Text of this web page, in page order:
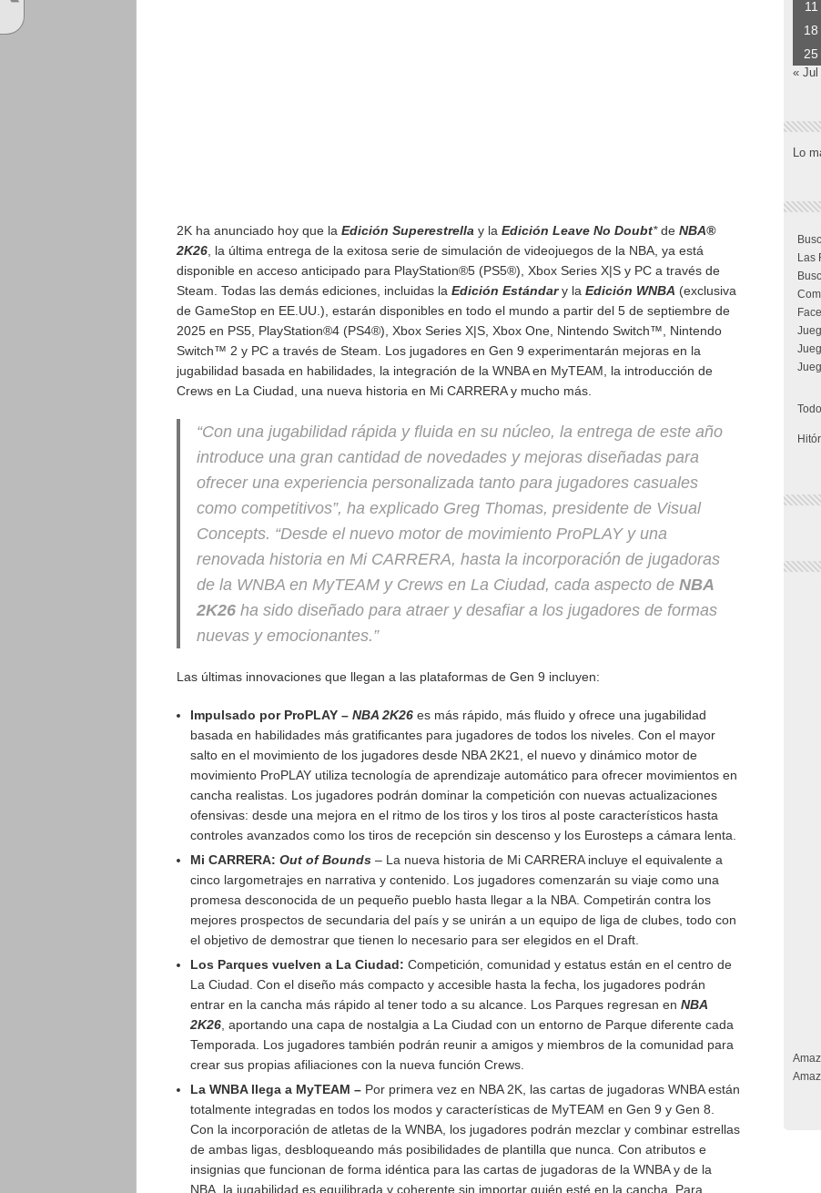
2K ha anunciado hoy que la Edición Superestrella y la Edición Leave No Doubt*de NBA®
2K26, la última entrega de la exitosa serie de simulación de videojuegos de la NBA, ya está
disponible en acceso anticipado para PlayStation®5 (PS5®), Xbox Series X|S y PC a través de
Steam. Todas las demás ediciones, incluidas la Edición Estándary la Edición WNBA (exclusiva
de GameStop en EE.UU.), estarán disponibles en todo el mundo a partir del 5 de septiembre de
2025 en PS5, PlayStation®4 (PS4®), Xbox Series X|S, Xbox One, Nintendo Switch™, Nintendo
Switch™ 2 y PC a través de Steam. Los jugadores en Gen 9 experimentarán mejoras en la
jugabilidad basada en habilidades, la integración de la WNBA en MyTEAM, la introducción de
Crews en La Ciudad, una nueva historia en Mi CARRERA y mucho más.
“Con una jugabilidad rápida y fluida en su núcleo, la entrega de este año
introduce una gran cantidad de novedades y mejoras diseñadas para
ofrecer una experiencia personalizada tanto para jugadores casuales
como competitivos”, ha explicado Greg Thomas, presidente de Visual
Concepts. “Desde el nuevo motor de movimiento ProPLAY y una
renovada historia en Mi CARRERA, hasta la incorporación de jugadoras
de la WNBA en MyTEAM y Crews en La Ciudad, cada aspecto de NBA
2K26ha sido diseñado para atraer y desafiar a los jugadores de formas
nuevas y emocionantes.”
Las últimas innovaciones que llegan a las plataformas de Gen 9 incluyen:
Impulsado por ProPLAY –NBA 2K26es más rápido, más fluido y ofrece una jugabilidad
basada en habilidades más gratificantes para jugadores de todos los niveles. Con el mayor
salto en el movimiento de los jugadores desde NBA 2K21, el nuevo y dinámico motor de
movimiento ProPLAY utiliza tecnología de aprendizaje automático para ofrecer movimientos en
cancha realistas. Los jugadores podrán dominar la competición con nuevas actualizaciones
ofensivas: desde una mejora en el ritmo de los tiros y los tiros al poste característicos hasta
controles avanzados como los tiros de recepción sin descenso y los Eurosteps a cámara lenta.
Mi CARRERA: Out of Bounds– La nueva historia de Mi CARRERA incluye el equivalente a
cinco largometrajes en narrativa y contenido. Los jugadores comenzarán su viaje como una
promesa desconocida de un pequeño pueblo hasta llegar a la NBA. Competirán contra los
mejores prospectos de secundaria del país y se unirán a un equipo de liga de clubes, todo con
el objetivo de demostrar que tienen lo necesario para ser elegidos en el Draft.
Los Parques vuelven a La Ciudad: Competición, comunidad y estatus están en el centro de
La Ciudad. Con el diseño más compacto y accesible hasta la fecha, los jugadores podrán
entrar en la cancha más rápido al tener todo a su alcance. Los Parques regresan en NBA
2K26, aportando una capa de nostalgia a La Ciudad con un entorno de Parque diferente cada
Temporada. Los jugadores también podrán reunir a amigos y miembros de la comunidad para
crear sus propias afiliaciones con la nueva función Crews.
La WNBA llega a MyTEAM – Por primera vez en NBA 2K, las cartas de jugadoras WNBA están
totalmente integradas en todos los modos y características de MyTEAM en Gen 9 y Gen 8.
Con la incorporación de atletas de la WNBA, los jugadores podrán mezclar y combinar estrellas
de ambas ligas, desbloqueando más posibilidades de plantilla que nunca. Con atributos e
insignias que funcionan de forma idéntica para las cartas de jugadoras de la WNBA y de la
NBA, la jugabilidad es equilibrada y coherente sin importar quién esté en la cancha. Para
11
18
25
« Jul
Lo
Las